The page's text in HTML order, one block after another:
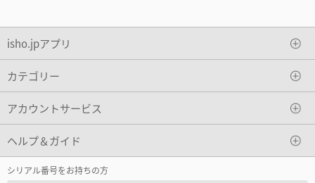
isho.jpアプリ
カテゴリー
アカウントサービス
ヘルプ＆ガイド
シリアル番号をお持ちの方